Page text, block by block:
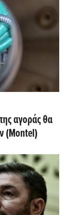
αγοράς θα
(Montel)